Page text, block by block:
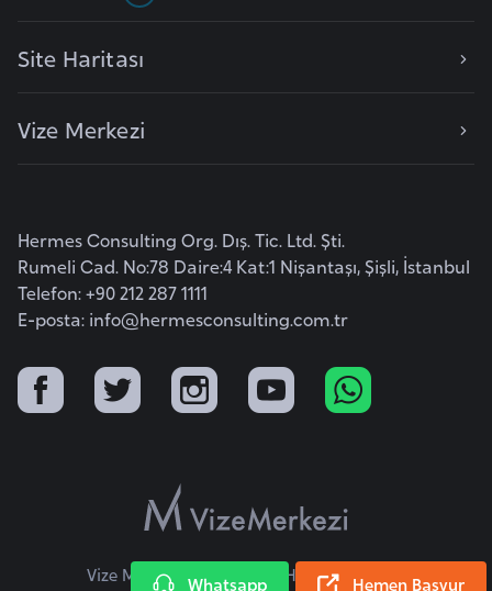
Site Haritası
Vize Merkezi
Hermes Consulting Org. Dış. Tic. Ltd. Şti.
Rumeli Cad. No:78 Daire:4 Kat:1 Nişantaşı, Şişli, İstanbul
Telefon: +90 212 287 1111
E-posta: info@hermesconsulting.com.tr
Vize Merkezi © 2026 Tüm Hakları Saklıdır.
n
a
Ç
a
d
Ç
e
Hemen Başvur
Whatsapp